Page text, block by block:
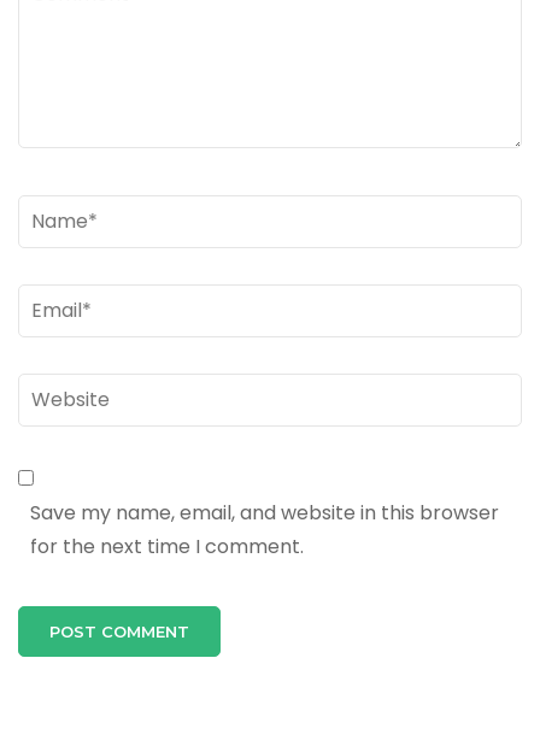
Name*
Email*
Website
Save my name, email, and website in this browser
for the next time I comment.